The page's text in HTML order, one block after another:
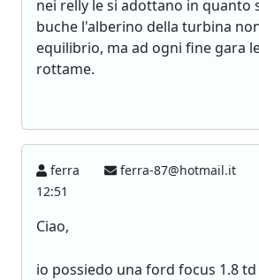
nei relly le si adottano in quanto
buche l'alberino della turbina
equilibrio, ma ad ogni fine gara
rottame.
ferra ferra-87@hotmail.it
12:51
Ciao,
io possiedo una ford focus 1.8 td